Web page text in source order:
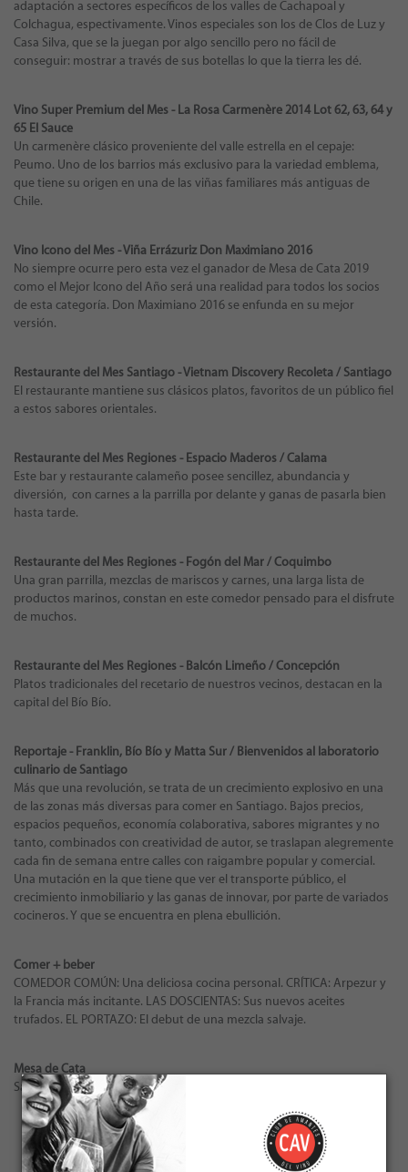
adaptación a sectores específicos de los valles de Cachapoal y
Colchagua, espectivamente. Vinos especiales son los de Clos de Luz y
Casa Silva, que se la juegan por algo sencillo pero no fácil de
conseguir: mostrar a través de sus botellas lo que la tierra les dé.
Vino Super Premium del Mes - La Rosa Carmenère 2014 Lot 62, 63, 64 y
65 El Sauce
Un carmenère clásico proveniente del valle estrella en el cepaje:
Peumo. Uno de los barrios más exclusivo para la variedad emblema,
que tiene su origen en una de las viñas familiares más antiguas de
Chile.
Vino Icono del Mes - Viña Errázuriz Don Maximiano 2016
No siempre ocurre pero esta vez el ganador de Mesa de Cata 2019
como el Mejor Icono del Año será una realidad para todos los socios
de esta categoría. Don Maximiano 2016 se enfunda en su mejor
versión.
Restaurante del Mes Santiago - Vietnam Discovery Recoleta / Santiago
El restaurante mantiene sus clásicos platos, favoritos de un público fiel
a estos sabores orientales.
Restaurante del Mes Regiones - Espacio Maderos / Calama
Este bar y restaurante calameño posee sencillez, abundancia y
diversión, con carnes a la parrilla por delante y ganas de pasarla bien
hasta tarde.
Restaurante del Mes Regiones - Fogón del Mar / Coquimbo
Una gran parrilla, mezclas de mariscos y carnes, una larga lista de
productos marinos, constan en este comedor pensado para el disfrute
de muchos.
Restaurante del Mes Regiones - Balcón Limeño / Concepción
Platos tradicionales del recetario de nuestros vecinos, destacan en la
capital del Bío Bío.
Reportaje - Franklin, Bío Bío y Matta Sur / Bienvenidos al laboratorio
culinario de Santiago
Más que una revolución, se trata de un crecimiento explosivo en una
de las zonas más diversas para comer en Santiago. Bajos precios,
espacios pequeños, economía colaborativa, sabores migrantes y no
tanto, combinados con creatividad de autor, se traslapan alegremente
cada fin de semana entre calles con raigambre popular y comercial.
Una mutación en la que tiene que ver el transporte público, el
crecimiento inmobiliario y las ganas de innovar, por parte de variados
cocineros. Y que se encuentra en plena ebullición.
Comer + beber
COMEDOR COMÚN: Una deliciosa cocina personal. CRÍTICA: Arpezur y
la Francia más incitante. LAS DOSCIENTAS: Sus nuevos aceites
trufados. EL PORTAZO: El debut de una mezcla salvaje.
Mesa de Cata
Sauvignon Blanc / La buena hermana
← VOLVER A LAS EDICIONES